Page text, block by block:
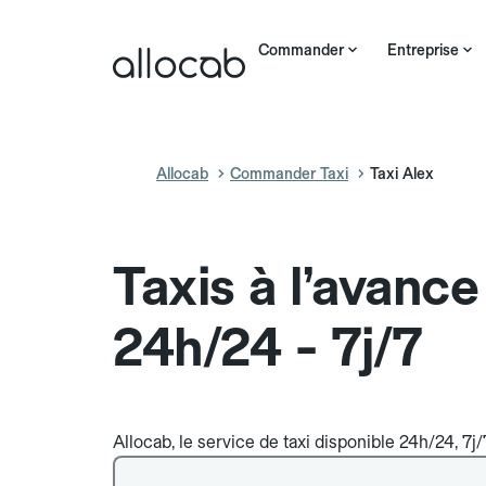
Commander Entreprise
Allocab Commander Taxi Taxi Alex
Taxis à
24h/24 - 7j/7
Allocab, le service de taxi disponible 24h/24, 7j/